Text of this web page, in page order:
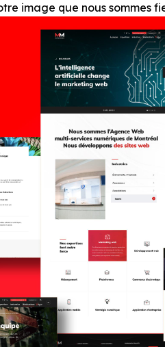
image que nous sommes